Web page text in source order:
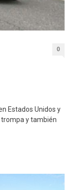
0
Estados Unidos y
trompa y también